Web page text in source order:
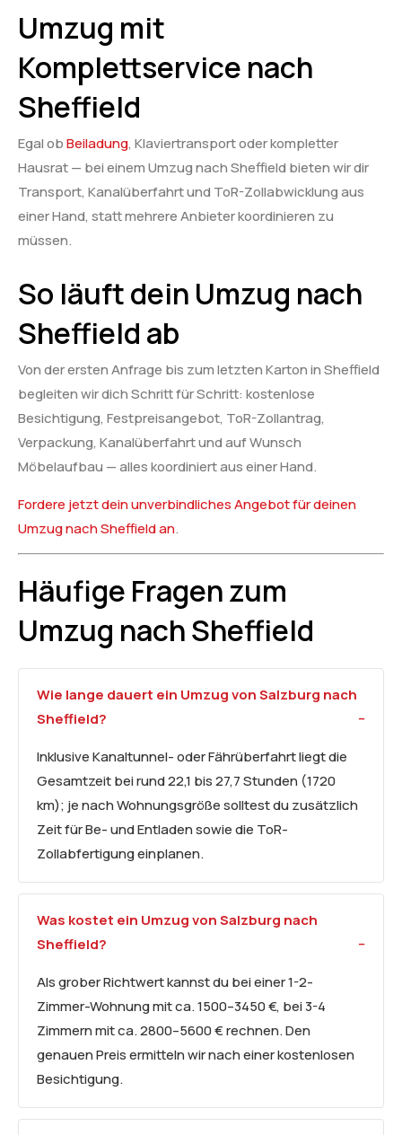
Umzug mit
Komplettservice nach
Sheffield
Egal obBeiladung, Klaviertransport oder kompletter
Hausrat — bei einem Umzug nach Sheffield bieten wir dir
Transport, Kanalüberfahrt und ToR-Zollabwicklung aus
einer Hand, statt mehrere Anbieter koordinieren zu
müssen.
So läuft dein Umzug nach
Sheffield ab
Von der ersten Anfrage bis zum letzten Karton in Sheffield
begleiten wir dich Schritt für Schritt: kostenlose
Besichtigung, Festpreisangebot, ToR-Zollantrag,
Verpackung, Kanalüberfahrt und auf Wunsch
Möbelaufbau — alles koordiniert aus einer Hand.
Fordere jetzt dein unverbindliches Angebot für deinen
Umzug nach Sheffield an.
Häufige Fragen zum
Umzug nach Sheffield
Wie lange dauert ein Umzug von Salzburg nach
Sheffield?
Inklusive Kanaltunnel- oder Fährüberfahrt liegt die
Gesamtzeit bei rund 22,1 bis 27,7 Stunden (1720
km); je nach Wohnungsgröße solltest du zusätzlich
Zeit für Be- und Entladen sowie die ToR-
Zollabfertigung einplanen.
Was kostet ein Umzug von Salzburg nach
Sheffield?
Als grober Richtwert kannst du bei einer 1-2-
Zimmer-Wohnung mit ca. 1500–3450 €, bei 3-4
Zimmern mit ca. 2800–5600 € rechnen. Den
genauen Preis ermitteln wir nach einer kostenlosen
Besichtigung.